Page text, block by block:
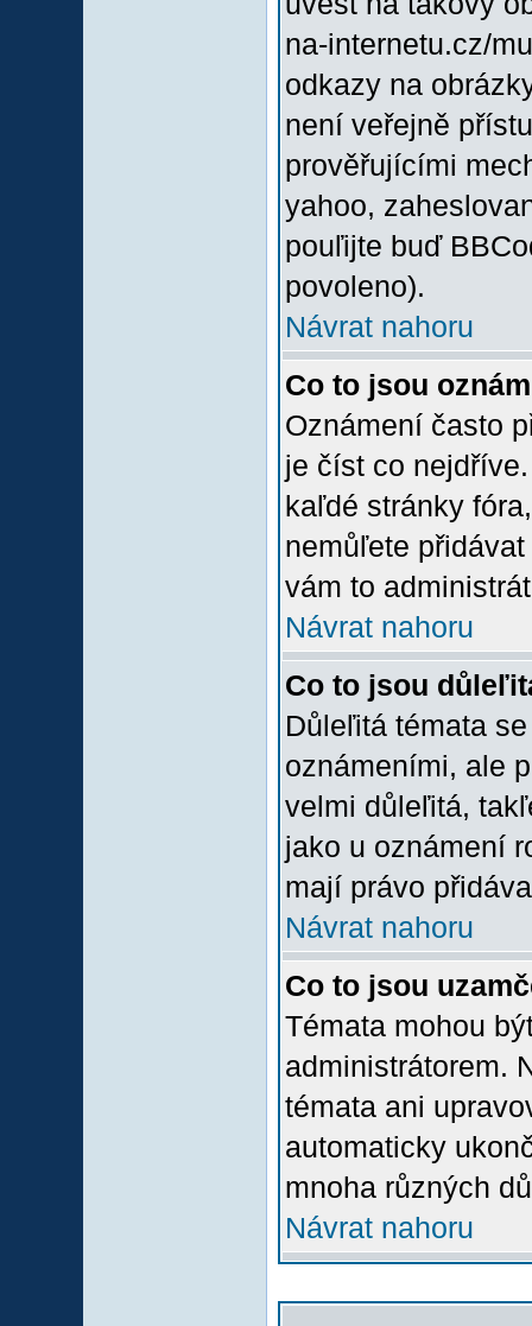
na-internetu.cz/
odkazy na
není veřejně
prověřujícími
yahoo,
pouľijte buď
povoleno).
Návrat nahoru
Co to jsou
Oznámení často
je číst co
kaľdé stránky
nemůľete
vám to
Návrat nahoru
Co to jsou
Důleľitá témata
oznámeními, ale
velmi důleľitá,
jako u oznámení
mají právo
Návrat nahoru
Co to jsou
Témata mohou
administrátorem.
témata ani
automaticky
mnoha různých
Návrat nahoru